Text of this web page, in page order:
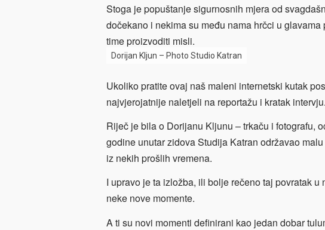
Stoga je popuštanje sigurnosnih mjera od
dočekano i nekima su među nama hrčci u
time proizvoditi misli.
Dorijan Kljun – Photo Studio Katran
Ukoliko pratite ovaj naš maleni internetski kutak
najvjerojatnije naletjeli na reportažu i kratak intervju.
Riječ je bila o Dorijanu Kljunu – trkaču i fotografu,
godine unutar zidova Studija Katran održavao
iz nekih prošlih vremena.
I upravo je ta izložba, ili bolje rečeno taj povratak
neke nove momente.
A ti su novi momenti definirani kao jedan dobar